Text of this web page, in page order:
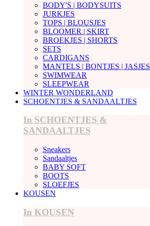
BODY'S | BODYSUITS
JURKJES
TOPS | BLOUSJES
BLOOMER | SKIRT
BROEKJES | SHORTS
SETS
CARDIGANS
MANTELS | BONTJES | JASJES
SWIMWEAR
SLEEPWEAR
WINTER WONDERLAND
SCHOENTJES & SANDAALTJES
In SCHOENTJES &
SANDAALTJES
Sneakers
Sandaaltjes
BABY SOFT
BOOTS
SLOEFJES
KOUSEN
In KOUSEN